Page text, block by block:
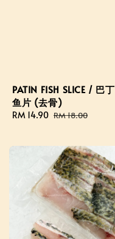
PATIN FISH SLICE / 巴丁
鱼片 (去骨)
Sale
RM 14.90 Regular
RM 18.00